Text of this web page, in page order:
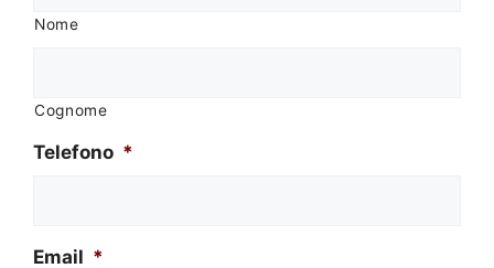
Nome
Cognome
Telefono *
Email *